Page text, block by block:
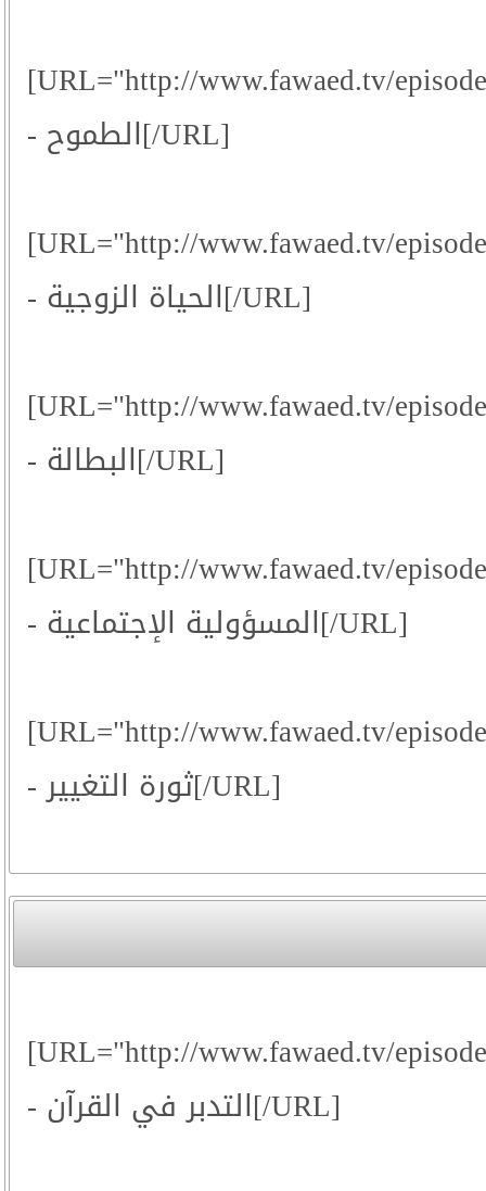
[URL="http://www.fawaed.tv/
- الطموح[/URL]
[URL="http://www.fawaed.tv/
- الحياة الزوجية[/URL]
[URL="http://www.fawaed.tv/
- البطالة[/URL]
[URL="http://www.fawaed.tv/
- المسؤولية الإجتماعية[/URL]
[URL="http://www.fawaed.tv/
- ثورة التغيير[/URL]
[URL="http://www.fawaed.tv/
- التدبر في القرآن[/URL]